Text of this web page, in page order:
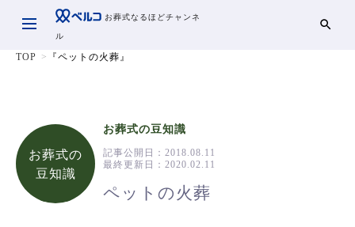
お葬式なるほどチャンネ
ル
TOP 『ペットの火葬』
お葬式の
豆知識
お葬式の豆知識
記事公開日： 2018.08.11
最終更新日： 2020.02.11
ペットの火葬